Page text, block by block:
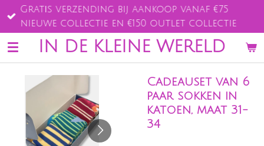
Ga
direct
naar
de
IN DE KLEINE WERELD
Gratis verzending bij aankoop vanaf €75
nieuwe collectie en €150 outlet collectie
Cadeauset van 6
paar sokken in
katoen, maat 31-
34